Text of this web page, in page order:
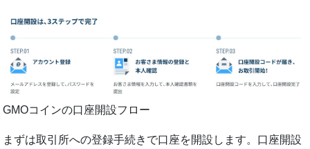
GMOコインの口座開設フロー
まずは取引所への登録手続きで口座を開設します。口座開設